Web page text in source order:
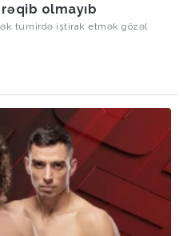
olmayıb
turnirdə iştirak etmək gözəl